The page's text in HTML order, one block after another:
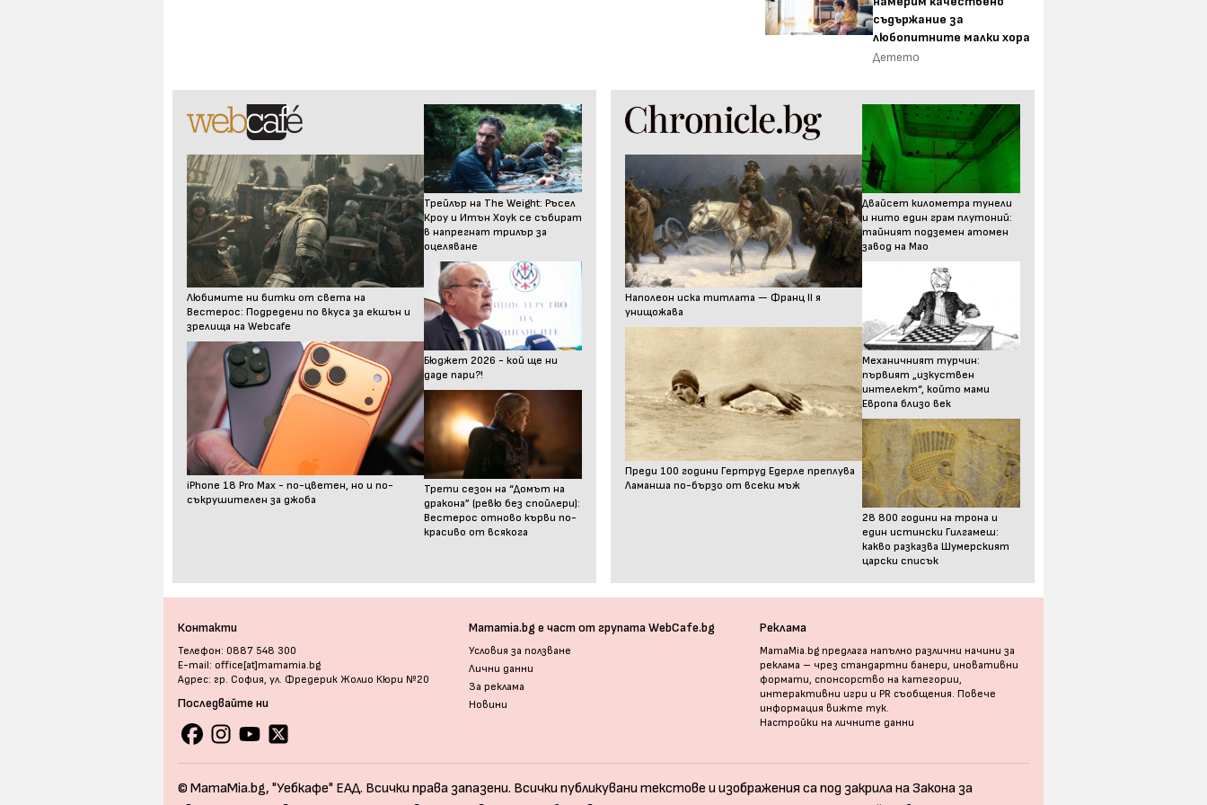
съдържание за
любопитните малки хора
Детето
Любимите ни битки от света на
Вестерос: Подредени по вкуса за екшън и
зрелища на Webcafe
iPhone 18 Pro Max - по-цветен, но и по-
съкрушителен за джоба
Трейлър на The Weight: Ръсел
Кроу и Итън Хоук се събират
в напрегнат трилър за
оцеляване
Бюджет 2026 - кой ще ни
даде пари?!
Трети сезон на “Домът на
дракона” (ревю без спойлери):
Вестерос отново кърви по-
красиво от всякога
Наполеон иска титлата — Франц II я
унищожава
Преди 100 години Гертруд Едерле преплува
Ламанша по-бързо от всеки мъж
Двайсет километра тунели
и нито един грам плутоний:
тайният подземен атомен
завод на Мао
Механичният турчин:
първият „изкуствен
интелект“, който мами
Европа близо век
28 800 години на трона и
един истински Гилгамеш:
какво разказва Шумерският
царски списък
Контакти
Телефон: 0887 548 300
E-mail: office[at]mamamia.bg
Адрес: гр. София, ул. Фредерик Жолио Кюри №20
Последвайте ни
Mamamia.bg е част от групата WebCafe.bg
Условия за ползване
Лични данни
За реклама
Новини
Реклама
MamaMia.bg предлага напълно различни начини за
реклама – чрез стандартни банери, иновативни
формати, спонсорство на категории,
интерактивни игри и PR съобщения. Повече
информация вижте тук.
Настройки на личните данни
© MamaMia.bg, "Уебкафе" ЕАД. Всички права запазени. Всички публикувани текстове и изображения са под закрила на Закона за